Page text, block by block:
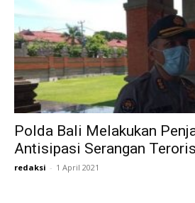
Polda Bali Melakukan
Antisipasi Serangan Teroris
redaksi - 1 April 2021